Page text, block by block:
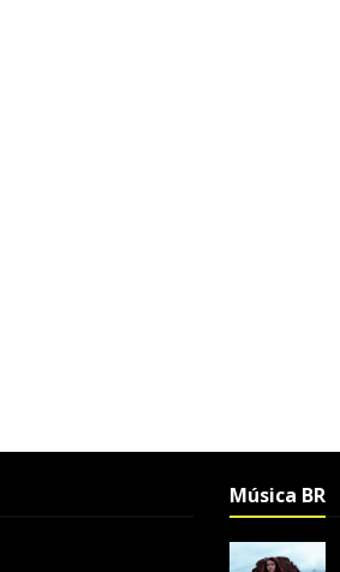
Música BR